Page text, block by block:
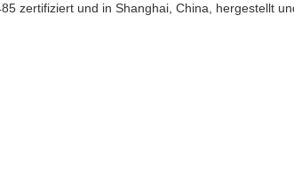
zertifiziert und in Shanghai, China, hergestellt